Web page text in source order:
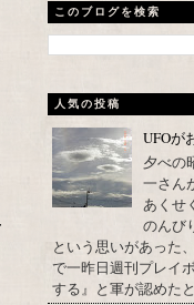
このブログを検索
人気の投稿
UFOが
夕べの
一さん
あくせ
のんび
という思いがあった
で一昨日週刊プレイ
する』と軍が認めた